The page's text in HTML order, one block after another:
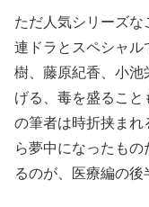
ただ人気シリーズな
連ドラとスペシャル
樹、藤原紀香、小池
げる、毒を盛るこ
の筆者は時折挟まれ
ら夢中になったも
るのが、医療編の後